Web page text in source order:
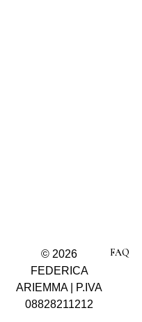
© 2026
FEDERICA
ARIEMMA | P.IVA
08828211212
FAQ